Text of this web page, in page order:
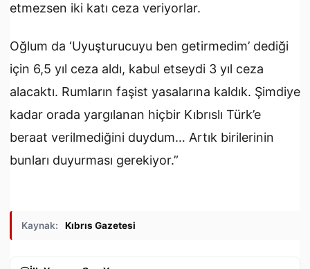
etmezsen iki katı ceza veriyorlar.
Oğlum da ‘Uyuşturucuyu ben getirmedim’ dediği
için 6,5 yıl ceza aldı, kabul etseydi 3 yıl ceza
alacaktı. Rumların faşist yasalarına kaldık. Şimdiye
kadar orada yargılanan hiçbir Kıbrıslı Türk’e
beraat verilmediğini duydum… Artık birilerinin
bunları duyurması gerekiyor.”
Kaynak: Kıbrıs Gazetesi